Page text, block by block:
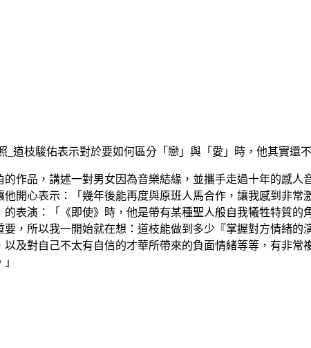
_道枝駿佑表示對於要如何區分「戀」與「愛」時，他其實還不
的作品，講述一對男女因為音樂結緣，並攜手走過十年的感
他開心表示：「幾年後能再度與原班人馬合作，讓我感到非
表演：「《即使》時，他是帶有某種聖人般自我犧牲特質
，所以我一開始就在想：道枝能做到多少『掌握對方情緒
及對自己不太有自信的才華所帶來的負面情緒等等，有非